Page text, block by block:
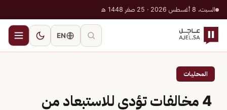
السبت، 8 أغسطس 2026 · 25 صفر 1448 هـ
EN
المحليات
4 مخالفات تؤدي للاستبعاد من